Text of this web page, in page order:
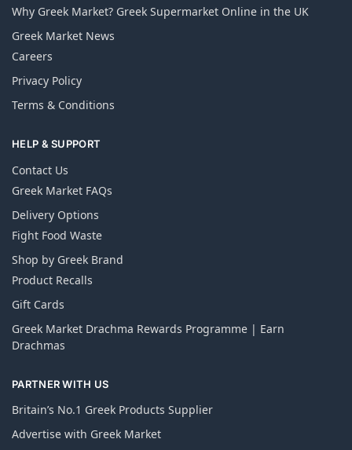
Why Greek Market? Greek Supermarket Online in the UK
Greek Market News
Careers
Privacy Policy
Terms & Conditions
HELP & SUPPORT
Contact Us
Greek Market FAQs
Delivery Options
Fight Food Waste
Shop by Greek Brand
Product Recalls
Gift Cards
Greek Market Drachma Rewards Programme | Earn
Drachmas
PARTNER WITH US
Britain’s No.1 Greek Products Supplier
Advertise with Greek Market